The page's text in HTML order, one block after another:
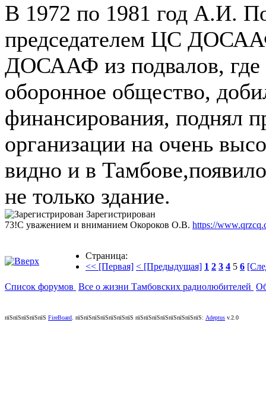
В 1972 по 1981 год А.И.
председателем ЦС
ДОСААФ из подвалов, где
оборонное общество,
финансирования, поднял
организации на очень
видно и в
не только здание.
Зарегистрирован
73!С уважением и вниманием Окороков О.В. https://
Страница:
<< [Первая] < [Предыдущая] 1 2 3 4 5 6
Список форумов Все о жизни Тамбовских радиолюбителей
пїЅпїЅпїЅпїЅпїЅ FireBoard пїЅпїЅпїЅпїЅпїЅпїЅпїЅ пїЅпїЅпїЅпїЅпїЅпїЅпїЅпїЅ: Adeptus v.2.0